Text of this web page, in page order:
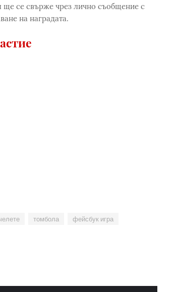
ще се свърже чрез лично съобщение с
на наградата.
томбола
фейсбук игра